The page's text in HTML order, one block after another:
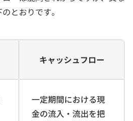
とおりです。
キャッシュフロー
一定期間における現
金の流入・流出を把